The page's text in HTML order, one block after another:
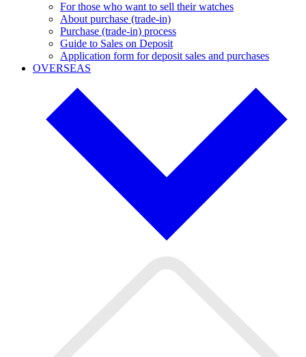
For those who want to sell their watches
About purchase (trade-in)
Purchase (trade-in) process
Guide to Sales on Deposit
Application form for deposit sales and purchases
OVERSEAS